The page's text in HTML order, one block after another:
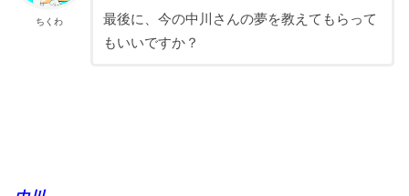
ちくわ
最後に、今の中川さんの夢を教えてもらって
もいいですか？